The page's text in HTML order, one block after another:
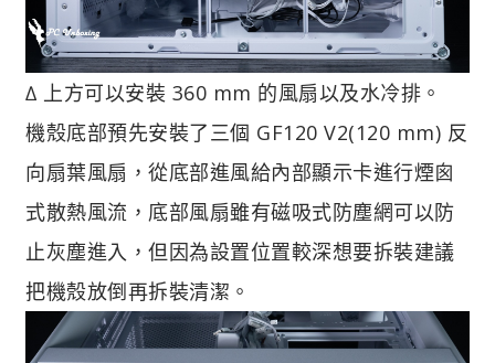
∆ 上方可以安裝 360 mm 的風扇以及水冷排。
機殼底部預先安裝了三個 GF120 V2(120 mm) 反
向扇葉風扇，從底部進風給內部顯示卡進行煙囪
式散熱風流，底部風扇雖有磁吸式防塵網可以防
止灰塵進入，但因為設置位置較深想要拆裝建議
把機殼放倒再拆裝清潔。